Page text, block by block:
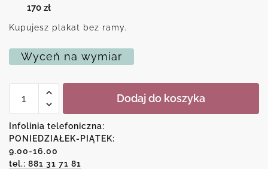
170 zł
Kupujesz plakat bez ramy.
Wyceń na wymiar
Plakat
metryczką
terriera
Dodaj do koszyka
Infolinia telefoniczna:
PONIEDZIAŁEK-PIĄTEK:
9.00-16.00
tel.: 881 31 71 81